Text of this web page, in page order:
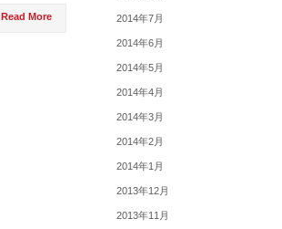
Read More 2014年7月
2014年6月
2014年5月
2014年4月
2014年3月
2014年2月
2014年1月
2013年12月
2013年11月